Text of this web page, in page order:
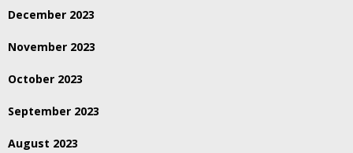
December 2023
November 2023
October 2023
September 2023
August 2023